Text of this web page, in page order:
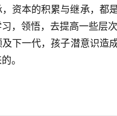
资本的积累与继承，都
，领悟，去提高一些层
下一代，孩子潜意识造
。